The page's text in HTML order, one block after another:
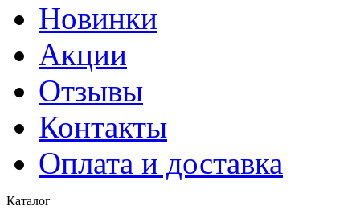
Новинки
Акции
Отзывы
Контакты
Оплата и доставка
Каталог